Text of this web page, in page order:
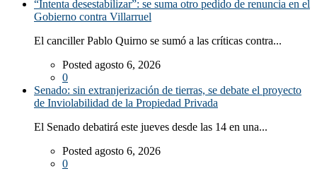
“Intenta desestabilizar”: se suma otro pedido de renuncia en el
Gobierno contra Villarruel
El canciller Pablo Quirno se sumó a las críticas contra...
Posted agosto 6, 2026
0
Senado: sin extranjerización de tierras, se debate el proyecto
de Inviolabilidad de la Propiedad Privada
El Senado debatirá este jueves desde las 14 en una...
Posted agosto 6, 2026
0